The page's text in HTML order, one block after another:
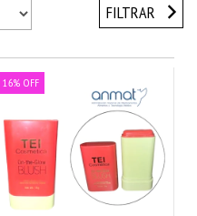
FILTRAR
16% OFF